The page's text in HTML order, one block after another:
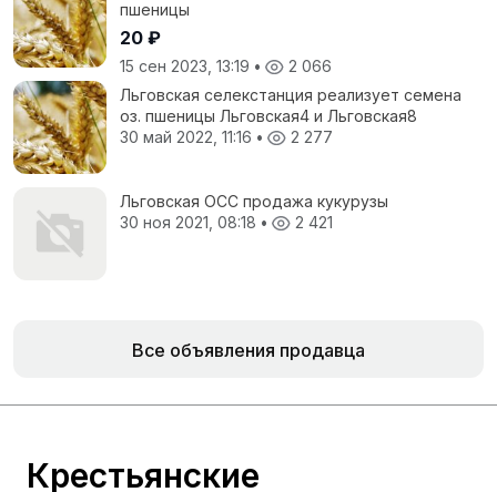
пшеницы
20 ₽
15 сен 2023, 13:19 •
2 066
Льговская селекстанция реализует семена
оз. пшеницы Льговская4 и Льговская8
30 май 2022, 11:16 • 2 277
Льговская ОСС продажа кукурузы
30 ноя 2021, 08:18 • 2 421
Все объявления продавца
Крестьянские